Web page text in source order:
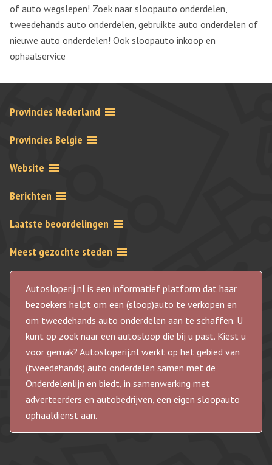
of auto wegslepen! Zoek naar sloopauto onderdelen,
tweedehands auto onderdelen, gebruikte auto onderdelen of
nieuwe auto onderdelen! Ook sloopauto inkoop en
ophaalservice
Provincies Nederland
Provincies Belgie
Website
Berichten
Laatste beoordelingen
Meest gezochte steden
Autosloperij.nl is een informatief platform dat haar
bezoekers helpt om een (sloop)auto te verkopen en
om tweedehands auto onderdelen aan te schaffen. U
kunt op zoek naar een autosloop die bij u past. Kiest u
voor gemak? Autosloperij.nl werkt op het gebied van
(tweedehands) auto onderdelen samen met de
Onderdelenlijn en biedt, in samenwerking met
adverteerders en autobedrijven, een eigen sloopauto
ophaaldienst aan.